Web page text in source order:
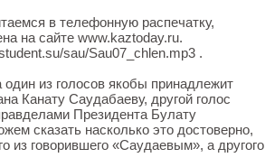
в телефонную распечатку,
на сайте www.kaztoday.ru.
sau/Sau07_chlen.mp3 .
из голосов якобы принадлежит
Канату Саудабаеву, другой голос
Президента Булату
сказать насколько это достоверно,
из говорившего «Саудаевым», а другого